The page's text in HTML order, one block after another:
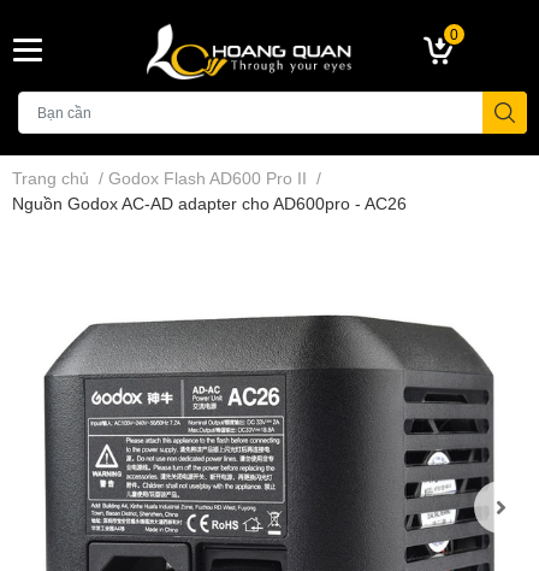
0
Trang chủ / Godox Flash AD600 Pro II /
Nguồn Godox AC-AD adapter cho AD600pro - AC26